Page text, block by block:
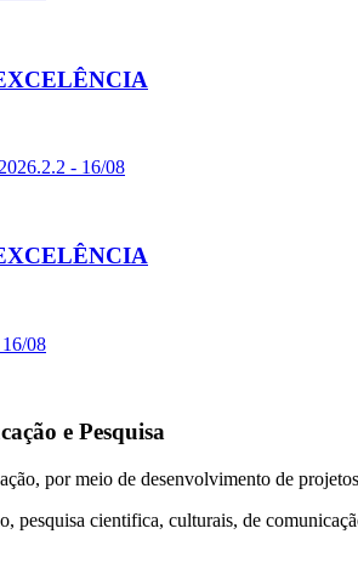
- 16/08
08
e Pesquisa
por meio de desenvolvimento de
pesquisa cientifica, culturais, de